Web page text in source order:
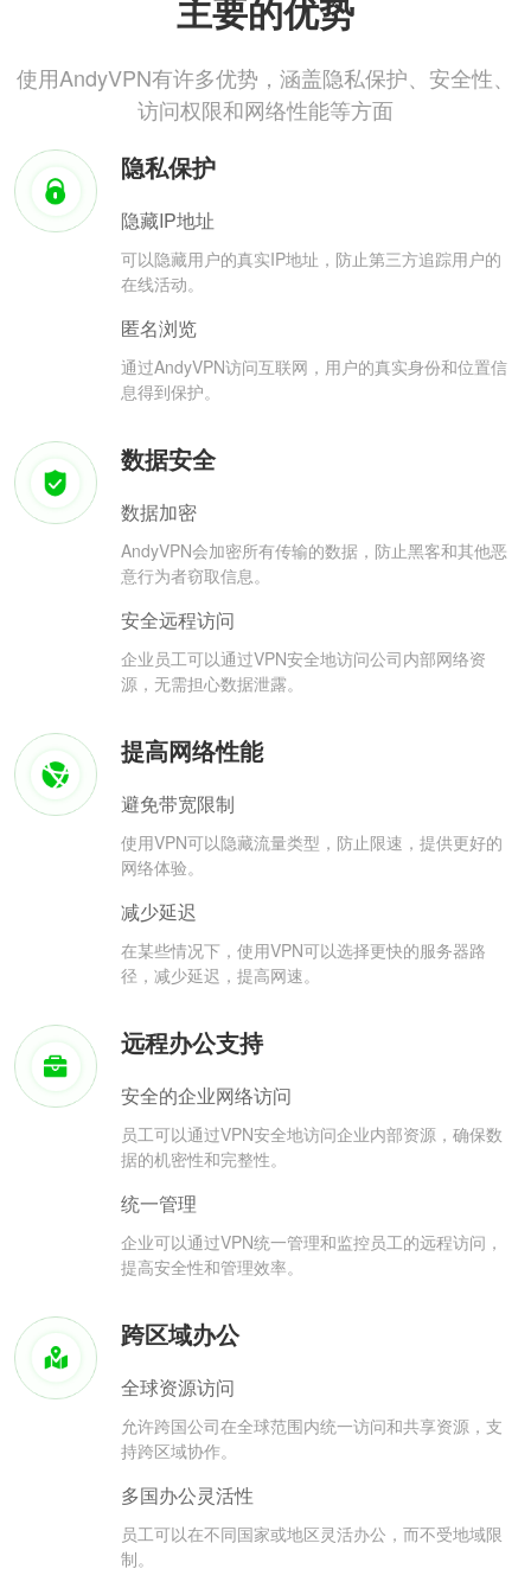
主要的优势
使用AndyVPN有许多优势，涵盖隐私保护、安全性、
访问权限和网络性能等方面
隐私保护
隐藏IP地址
可以隐藏用户的真实IP地址，防止第三方追踪用户的
在线活动。
匿名浏览
通过AndyVPN访问互联网，用户的真实身份和位置信
息得到保护。
数据安全
数据加密
AndyVPN会加密所有传输的数据，防止黑客和其他恶
意行为者窃取信息。
安全远程访问
企业员工可以通过VPN安全地访问公司内部网络资
源，无需担心数据泄露。
提高网络性能
避免带宽限制
使用VPN可以隐藏流量类型，防止限速，提供更好的
网络体验。
减少延迟
在某些情况下，使用VPN可以选择更快的服务器路
径，减少延迟，提高网速。
远程办公支持
安全的企业网络访问
员工可以通过VPN安全地访问企业内部资源，确保数
据的机密性和完整性。
统一管理
企业可以通过VPN统一管理和监控员工的远程访问，
提高安全性和管理效率。
跨区域办公
全球资源访问
允许跨国公司在全球范围内统一访问和共享资源，支
持跨区域协作。
多国办公灵活性
员工可以在不同国家或地区灵活办公，而不受地域限
制。